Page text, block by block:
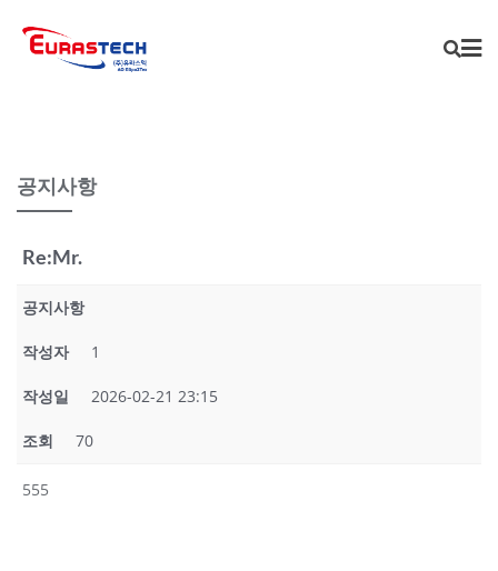
공지사항
Re:Mr.
공지사항
작성자 1
작성일 2026-02-21 23:15
조회 70
555